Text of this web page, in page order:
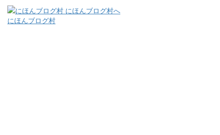
にほんブログ村